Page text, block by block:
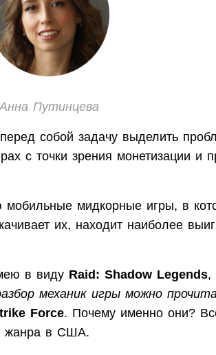
Путинцева
собой задачу выделить
с точки зрения монетизации и
мидкорные игры, в
их, находит наиболее
в виду Raid: Shadow Legends,
механик игры можно
Force. Почему именно они?
жанра в США.